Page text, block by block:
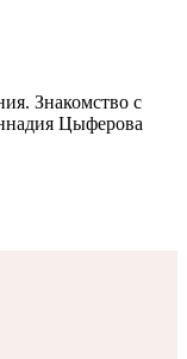
Знакомство с
Цыферова